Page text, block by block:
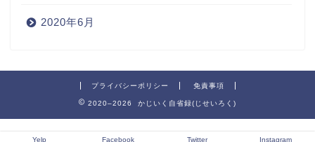
2020年6月
プライバシーポリシー 免責事項
2020–2026 かじいく自省録(じせいろく)
Yelp Facebook Twitter Instagram